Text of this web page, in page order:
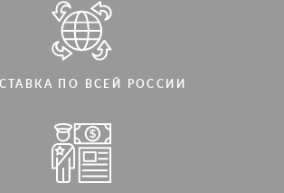
ПО ВСЕЙ РОССИИ